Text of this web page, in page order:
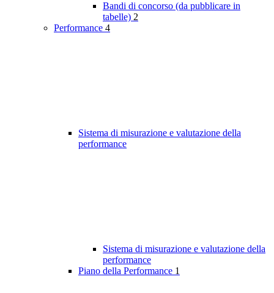
Bandi di concorso (da pubblicare in
tabelle) 2
Performance 4
Sistema di misurazione e valutazione della
performance
Sistema di misurazione e valutazione della
performance
Piano della Performance 1